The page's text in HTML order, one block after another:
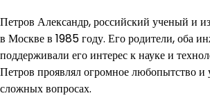
Петров Александр, российский ученый и
в Москве в 1985 году. Его родители, оба
поддерживали его интерес к науке и
Петров проявлял огромное любопытство и
сложных вопросах.